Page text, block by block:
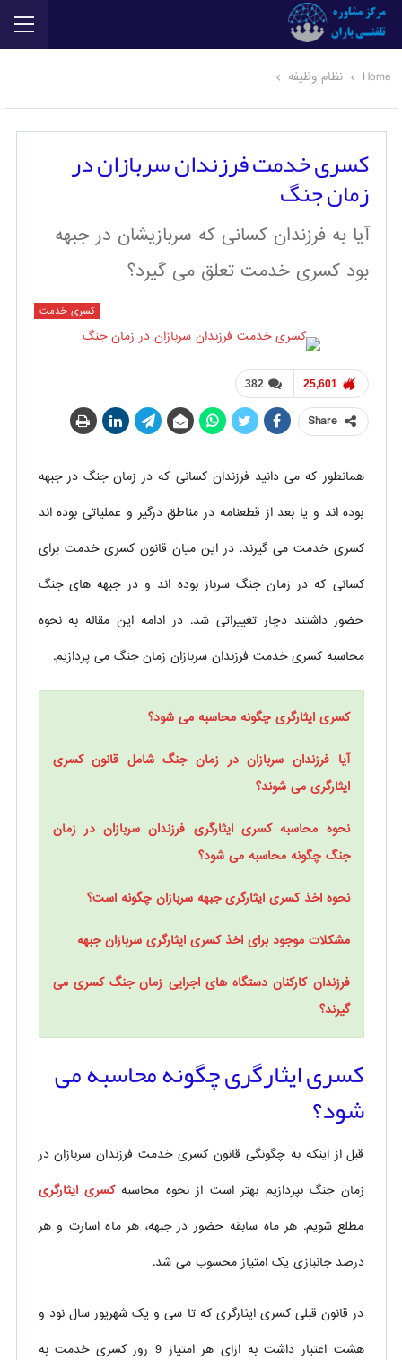
Home نظام وظیفه
کسری خدمت فرزندان سربازان در
زمان جنگ
آیا به فرزندان کسانی که سربازیشان در جبهه
بود کسری خدمت تعلق می گیرد؟
کسری خدمت
382 25,601
Share
همانطور که می دانید فرزندان کسانی که در زمان جنگ در جبهه
بوده اند و یا بعد از قطعنامه در مناطق درگیر و عملیاتی بوده اند
کسری خدمت می گیرند. در این میان قانون کسری خدمت برای
کسانی که در زمان جنگ سرباز بوده اند و در جبهه های جنگ
حضور داشتند دچار تغییراتی شد. در ادامه این مقاله به نحوه
محاسبه کسری خدمت فرزندان سربازان زمان جنگ می پردازیم.
کسری ایثارگری چگونه محاسبه می شود؟
آیا فرزندان سربازان در زمان جنگ شامل قانون کسری
ایثارگری می شوند؟
نحوه محاسبه کسری ایثارگری فرزندان سربازان در زمان
جنگ چگونه محاسبه می شود؟
نحوه اخذ کسری ایثارگری جبهه سربازان چگونه است؟
مشکلات موجود برای اخذ کسری ایثارگری سربازان جبهه
فرزندان کارکنان دستگاه های اجرایی زمان جنگ کسری می
گیرند؟
کسری ایثارگری چگونه محاسبه می
شود؟
قبل از اینکه به چگونگی قانون کسری خدمت فرزندان سربازان در
زمان جنگ بپردازیم بهتر است از نحوه محاسبهکسری ایثارگری
مطلع شویم. هر ماه سابقه حضور در جبهه، هر ماه اسارت و هر
درصد جانبازی یک امتیاز محسوب می شد.
در قانون قبلی کسری ایثارگری که تا سی و یک شهریور سال نود و
هشت اعتبار داشت به ازای هر امتیاز 9 روز کسری خدمت به